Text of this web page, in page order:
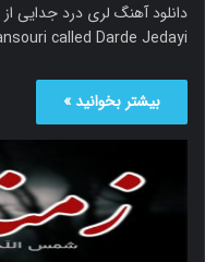
called Darde Jedayi ♥♥♥♥♥…
بیشتر بخوانید »